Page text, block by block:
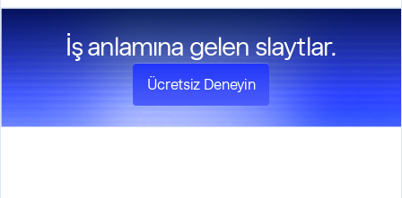
İş anlamına gelen slaytlar.
Ücretsiz Deneyin